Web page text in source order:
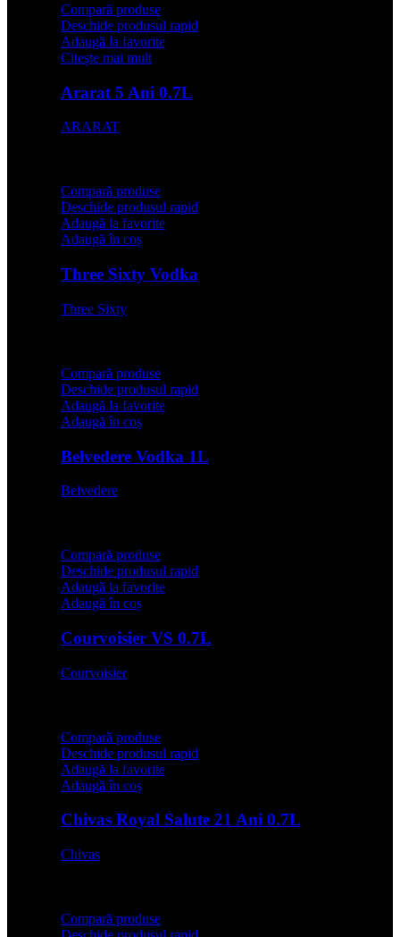
Compară produse
Deschide produsul rapid
Adaugă la favorite
Citește mai mult
Ararat 5 Ani 0.7L
ARARAT
Compară produse
Deschide produsul rapid
Adaugă la favorite
Adaugă în coș
Three Sixty Vodka
Three Sixty
Compară produse
Deschide produsul rapid
Adaugă la favorite
Adaugă în coș
Belvedere Vodka 1L
Belvedere
Compară produse
Deschide produsul rapid
Adaugă la favorite
Adaugă în coș
Courvoisier VS 0.7L
Courvoisier
Compară produse
Deschide produsul rapid
Adaugă la favorite
Adaugă în coș
Chivas Royal Salute 21 Ani 0.7L
Chivas
Compară produse